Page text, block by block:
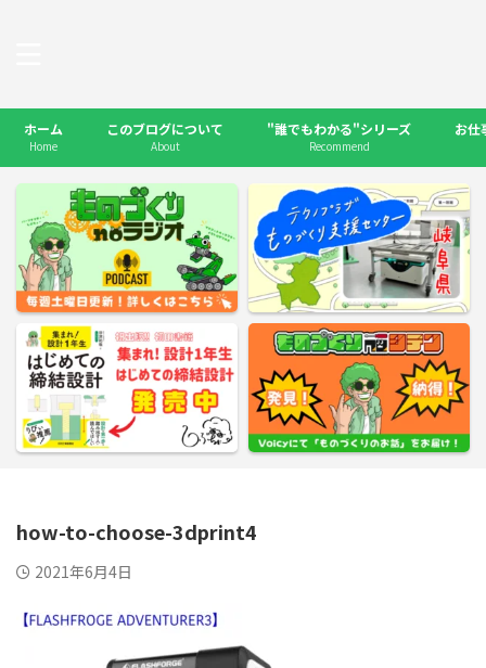
ホーム
Home
このブログについて
About
"誰でもわかる"シリーズ
Recommend
お仕
how-to-choose-3dprint4
2021年6月4日